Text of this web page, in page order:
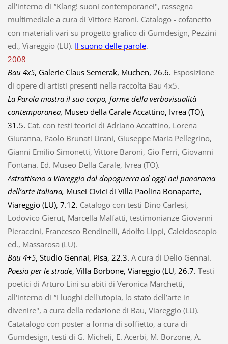
all'interno di "Klang! suoni contemporanei", rassegna
multimediale a cura di Vittore Baroni. Catalogo - cofanetto
con materiali vari su progetto grafico di Gumdesign, Pezzini
ed., Viareggio (LU). Il suono delle parole.
2008
Bau 4x5, Galerie Claus Semerak, Muchen, 26.6. Esposizione
di opere di artisti presenti nella raccolta Bau 4x5.
La Parola mostra il suo corpo, forme della verbovisualità
contemporanea, Museo della Carale Accattino, Ivrea (TO),
31.5. Cat. con testi teorici di Adriano Accattino, Lorena
Giuranna, Paolo Brunati Urani, Giuseppe Maria Pellegrino,
Gianni Emilio Simonetti, Vittore Baroni, Gio Ferri, Giovanni
Fontana. Ed. Museo Della Carale, Ivrea (TO).
Astrattismo a Viareggio dal dopoguerra ad oggi nel panorama
dell’arte italiana, Musei Civici di Villa Paolina Bonaparte,
Viareggio (LU), 7.12. Catalogo con testi Dino Carlesi,
Lodovico Gierut, Marcella Malfatti, testimonianze Giovanni
Pieraccini, Francesco Bendinelli, Adolfo Lippi, Caleidoscopio
ed., Massarosa (LU).
Bau 4+5, Studio Gennai, Pisa, 22.3. A cura di Delio Gennai.
Poesia per le strade, Villa Borbone, Viareggio (LU, 26.7. Testi
poetici di Arturo Lini su abiti di Veronica Marchetti,
all'interno di "I luoghi dell'utopia, lo stato dell’arte in
divenire", a cura della redazione di Bau, Viareggio (LU).
Catatalogo con poster a forma di soffietto, a cura di
Gumdesign, testi di G. Micheli, E. Acerbi, M. Borzone, A.